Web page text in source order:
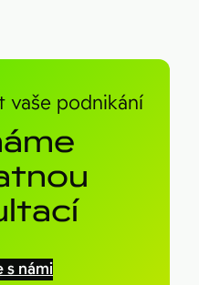
vaše podnikání
s námi